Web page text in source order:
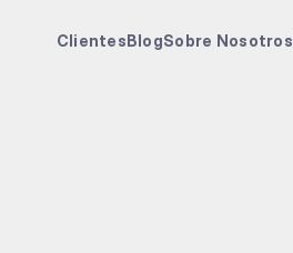
ClientesBlogSobre Nosotros